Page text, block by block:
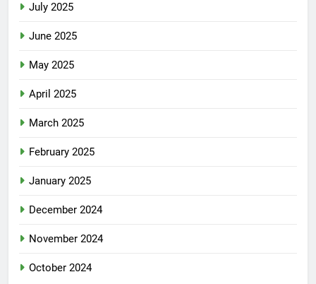
July 2025
June 2025
May 2025
April 2025
March 2025
February 2025
January 2025
December 2024
November 2024
October 2024